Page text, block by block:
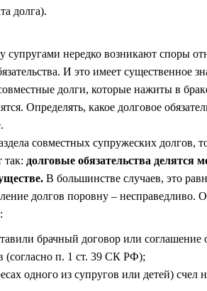
долга).
супругами нередко возникают споры
И это имеет существенное
долги, которые нажиты в
Определять, какое долговое
совместных супружеских
так: долговые обязательства
В большинстве случаев, это
долгов поровну – несправедливо.
брачный договор или
(согласно п. 1 ст. 39 СК РФ);
одного из супругов или детей)